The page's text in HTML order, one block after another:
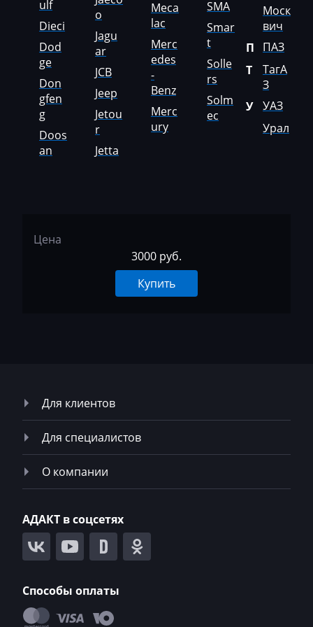
McCormick
Mecalac
Mercedes-Benz
Mercury
Merlo
Metso
Mini
Omoda
Opel
Oting
Pellenc
Perkins
Peugeot
ulf
Dieci
Dod
ge
Don
gfen
g
Doos
an
o
Jagu
ar
JCB
Jeep
Jetou
r
Jetta
Meca
lac
Merc
edes
-
Benz
Merc
ury
SMA
Smar
t
Solle
rs
Solm
ec
Моск
вич
П
ПАЗ
Т
ТагА
З
У
УАЗ
Урал
Цена
3000 руб.
Купить
Для клиентов
Для специалистов
О компании
АДАКТ в соцсетях
Способы оплаты